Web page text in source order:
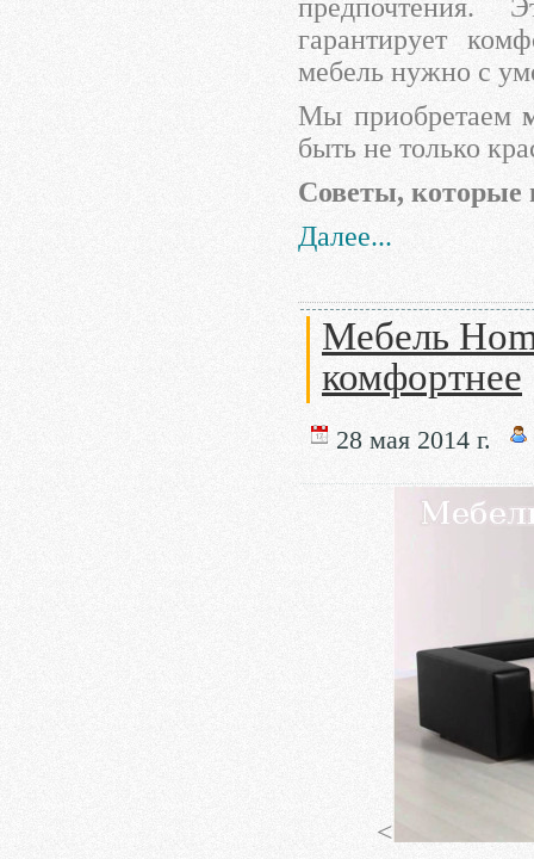
предпочтения.
гарантирует
мебель нужно с
Мы приобретаем
быть не только
Советы, которые
Далее...
Мебель
комфортнее
28 мая 2014 г.
<